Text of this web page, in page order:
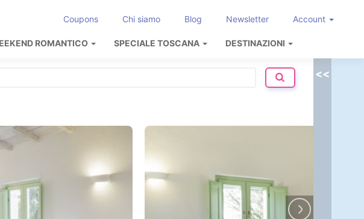
Coupons Chi siamo Blog Newsletter Account
ROMANTICO SPECIALE TOSCANA DESTINAZIONI
<<